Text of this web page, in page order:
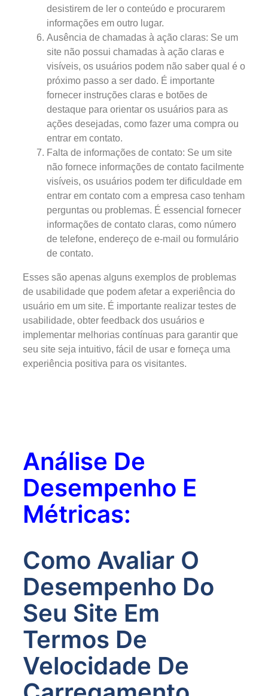
desistirem de ler o conteúdo e procurarem
informações em outro lugar.
Ausência de chamadas à ação claras: Se um
site não possui chamadas à ação claras e
visíveis, os usuários podem não saber qual é o
próximo passo a ser dado. É importante
fornecer instruções claras e botões de
destaque para orientar os usuários para as
ações desejadas, como fazer uma compra ou
entrar em contato.
Falta de informações de contato: Se um site
não fornece informações de contato facilmente
visíveis, os usuários podem ter dificuldade em
entrar em contato com a empresa caso tenham
perguntas ou problemas. É essencial fornecer
informações de contato claras, como número
de telefone, endereço de e-mail ou formulário
de contato.
Esses são apenas alguns exemplos de problemas
de usabilidade que podem afetar a experiência do
usuário em um site. É importante realizar testes de
usabilidade, obter feedback dos usuários e
implementar melhorias contínuas para garantir que
seu site seja intuitivo, fácil de usar e forneça uma
experiência positiva para os visitantes.
Análise De
Desempenho E
Métricas:
Como Avaliar O
Desempenho Do
Seu Site Em
Termos De
Velocidade De